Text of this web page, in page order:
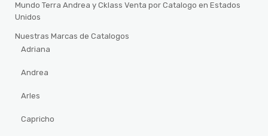
Mundo Terra Andrea y Cklass Venta por Catalogo en Estados
Unidos
Nuestras Marcas de Catalogos
Adriana
Andrea
Arles
Capricho